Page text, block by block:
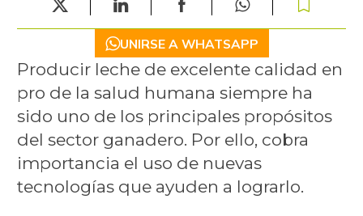
UNIRSE A WHATSAPP
Producir leche de excelente calidad en
pro de la salud humana siempre ha
sido uno de los principales propósitos
del sector ganadero. Por ello, cobra
importancia el uso de nuevas
tecnologías que ayuden a lograrlo.